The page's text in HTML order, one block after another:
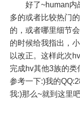
好了~human内
多的或者比较热门
的，或者哪里细节
的时候给我指出，
以改正。这样此次
完成hv其他3族的
参考一下:)我的
我:)那么~就到这里